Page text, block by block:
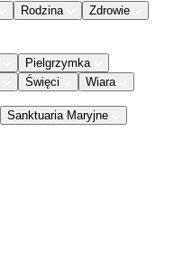
Rodzina
Zdrowie
Pielgrzymka
Święci Wiara
Sanktuaria Maryjne